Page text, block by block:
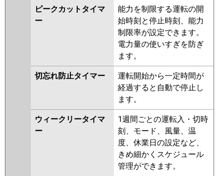
ピークカットタイマ
ー
能力を制限する運転の開
始時刻と停止時刻、能力
制限率が設定できます。
電力量の使いすぎを防ぎ
ます。
切忘れ防止タイマー
運転開始から一定時間が
経過すると自動で停止し
ます。
ウィークリータイマ
ー
1週間ごとの運転入・切時
刻、モード、風量、温
度、休業日の設定など、
きめ細かくスケジュール
管理ができます。